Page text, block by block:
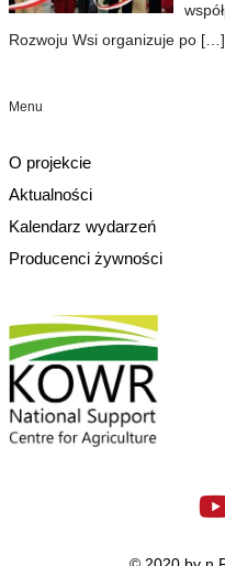
Rozwoju Wsi organizuje po […]
Menu
O projekcie
Aktualności
Kalendarz wydarzeń
Producenci żywności